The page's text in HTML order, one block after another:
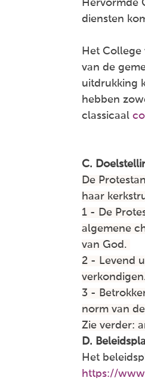
Hervormde
diensten
Het
van de
uitdrukking
hebben
classicaal
C.
De
haar
1 - De
algemene
van God.
2 - Levend
3 -
norm van
Zie verder:
D.
Het
https://